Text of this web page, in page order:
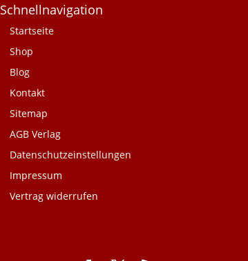
Schnellnavigation
Startseite
Shop
Blog
Kontakt
Sitemap
AGB Verlag
Datenschutzeinstellungen
Impressum
Vertrag widerrufen